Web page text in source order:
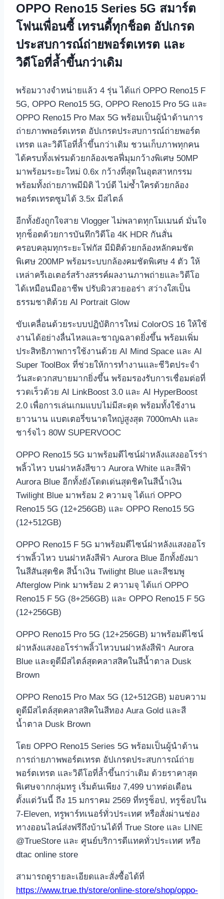
OPPO Reno15 Series 5G สมาร์ต
โฟนเพื่อนซี้ เทรนดี้ทุกช็อต อัปเกรด
ประสบการณ์ถ่ายพอร์ตเทรต และ
วิดีโอที่ล้ำขึ้นกว่าเดิม
พร้อมวางจำหน่ายแล้ว 4 รุ่น ได้แก่ OPPO Reno15 F
5G, OPPO Reno15 5G, OPPO Reno15 Pro 5G และ
OPPO Reno15 Pro Max 5G พร้อมเป็นผู้นำด้านการ
ถ่ายภาพพอร์ตเทรต อัปเกรดประสบการณ์ถ่ายพอร์ต
เทรต และวิดีโอที่ล้ำขึ้นกว่าเดิม ชวนเก็บภาพทุกคน
ได้ครบทั้งเฟรมด้วยกล้องเซลฟี่มุมกว้างพิเศษ 50MP
มาพร้อมระยะใหม่ 0.6x กว้างที่สุดในอุตสาหกรรม
พร้อมทั้งถ่ายภาพมีมิติ ไวบ์ดี ไม่ซ้ำใครด้วยกล้อง
พอร์ตเทรตซูมได้ 3.5x มีสไตล์
อีกทั้งยังถูกใจสาย Vlogger ไม่พลาดทุกโมเมนต์ มั่นใจ
ทุกช็อตด้วยการบันทึกวิดีโอ 4K HDR กันสั่น
ครอบคลุมทุกระยะโฟกัส มีมิติด้วยกล้องหลักคมชัด
พิเศษ 200MP พร้อมระบบกล้องคมชัดพิเศษ 4 ตัว ให้
เหล่าครีเอเตอร์สร้างสรรค์ผลงานภาพถ่ายและวิดีโอ
ได้เหมือนมืออาชีพ ปรับผิวสวยออร่า สว่างใสเป็น
ธรรมชาติด้วย AI Portrait Glow
ขับเคลื่อนด้วยระบบปฏิบัติการใหม่ ColorOS 16 ให้ใช้
งานได้อย่างลื่นไหลและชาญฉลาดยิ่งขึ้น พร้อมเพิ่ม
ประสิทธิภาพการใช้งานด้วย AI Mind Space และ AI
Super ToolBox ที่ช่วยให้การทำงานและชีวิตประจำ
วันสะดวกสบายมากยิ่งขึ้น พร้อมรองรับการเชื่อมต่อที่
รวดเร็วด้วย AI LinkBoost 3.0 และ AI HyperBoost
2.0 เพื่อการเล่นเกมแบบไม่มีสะดุด พร้อมทั้งใช้งาน
ยาวนาน แบตเตอรี่ขนาดใหญ่สูงสุด 7000mAh และ
ชาร์จไว 80W SUPERVOOC
OPPO Reno15 5G มาพร้อมดีไซน์ฝาหลังแสงออโรร่า
พลิ้วไหว บนฝาหลังสีขาว Aurora White และสีฟ้า
Aurora Blue อีกทั้งยังโดดเด่นสุดชิคในสีน้ำเงิน
Twilight Blue มาพร้อม 2 ความจุ ได้แก่ OPPO
Reno15 5G (12+256GB) และ OPPO Reno15 5G
(12+512GB)
OPPO Reno15 F 5G มาพร้อมดีไซน์ฝาหลังแสงออโร
ร่าพลิ้วไหว บนฝาหลังสีฟ้า Aurora Blue อีกทั้งยังมา
ในสีสันสุดชิค สีน้ำเงิน Twilight Blue และสีชมพู
Afterglow Pink มาพร้อม 2 ความจุ ได้แก่ OPPO
Reno15 F 5G (8+256GB) และ OPPO Reno15 F 5G
(12+256GB)
OPPO Reno15 Pro 5G (12+256GB) มาพร้อมดีไซน์
ฝาหลังแสงออโรร่าพลิ้วไหวบนฝาหลังสีฟ้า Aurora
Blue และดูดีมีสไตล์สุดคลาสสิคในสีน้ำตาล Dusk
Brown
OPPO Reno15 Pro Max 5G (12+512GB) มอบความ
ดูดีมีสไตล์สุดคลาสสิคในสีทอง Aura Gold และสี
น้ำตาล Dusk Brown
โดย OPPO Reno15 Series 5G พร้อมเป็นผู้นำด้าน
การถ่ายภาพพอร์ตเทรต อัปเกรดประสบการณ์ถ่าย
พอร์ตเทรต และวิดีโอที่ล้ำขึ้นกว่าเดิม ด้วยราคาสุด
พิเศษจากกลุ่มทรู เริ่มต้นเพียง 7,499 บาทต่อเดือน
ตั้งแต่วันนี้ ถึง 15 มกราคม 2569 ที่ทรูช็อป, ทรูช็อปใน
7-Eleven, ทรูพาร์ทเนอร์ทั่วประเทศ หรือสั่งผ่านช่อง
ทางออนไลน์ส่งฟรีถึงบ้านได้ที่ True Store และ LINE
@TrueStore และ ศูนย์บริการดีแทคทั่วประเทศ หรือ
dtac online store
สามารถดูรายละเอียดและสั่งซื้อได้ที่
https://www.true.th/store/online-store/shop/oppo-